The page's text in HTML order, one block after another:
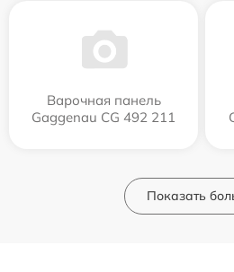
Варочная панель
Gaggenau CG 492 211
Показать